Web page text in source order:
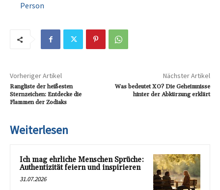
Person
Vorheriger Artikel
Rangliste der heißesten
Sternzeichen: Entdecke die
Flammen der Zodiaks
Nächster Artikel
Was bedeutet XO? Die Geheimnisse
hinter der Abkürzung erklärt
Weiterlesen
Ich mag ehrliche Menschen Sprüche:
Authentizität feiern und inspirieren
31.07.2026